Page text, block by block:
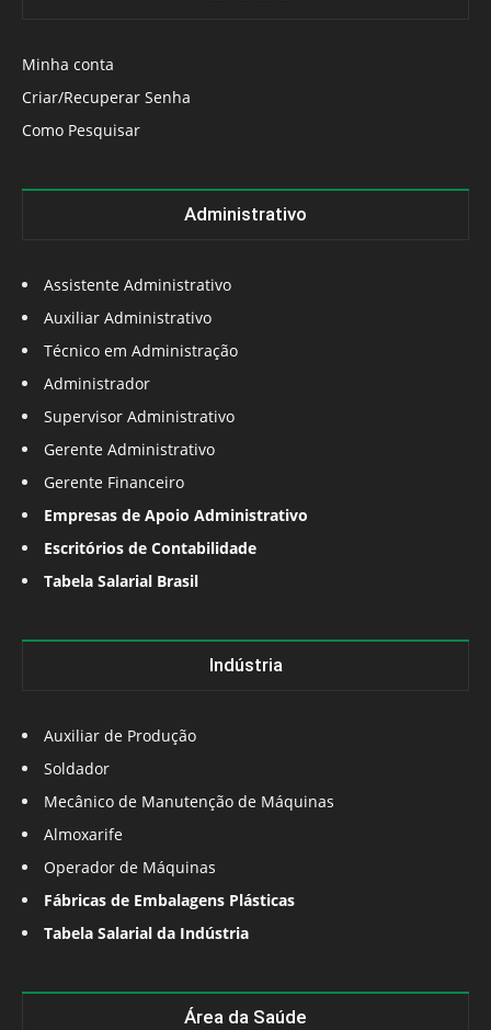
Minha conta
Criar/Recuperar Senha
Como Pesquisar
Administrativo
Assistente Administrativo
Auxiliar Administrativo
Técnico em Administração
Administrador
Supervisor Administrativo
Gerente Administrativo
Gerente Financeiro
Empresas de Apoio Administrativo
Escritórios de Contabilidade
Tabela Salarial Brasil
Indústria
Auxiliar de Produção
Soldador
Mecânico de Manutenção de Máquinas
Almoxarife
Operador de Máquinas
Fábricas de Embalagens Plásticas
Tabela Salarial da Indústria
Área da Saúde